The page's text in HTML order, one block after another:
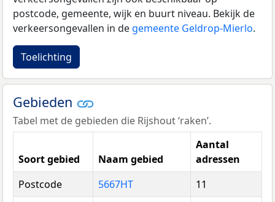
postcode, gemeente, wijk en buurt niveau. Bekijk de
verkeersongevallen in de gemeente Geldrop-Mierlo.
Toelichting
Gebieden
Tabel met de gebieden die Rijshout ‘raken’.
Soort gebied Naam gebied
Aantal
adressen
Postcode
5667HT
11